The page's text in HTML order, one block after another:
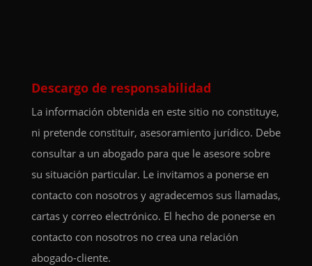
Descargo de responsabilidad
La información obtenida en este sitio no constituye,
ni pretende constituir, asesoramiento jurídico. Debe
consultar a un abogado para que le asesore sobre
su situación particular. Le invitamos a ponerse en
contacto con nosotros y agradecemos sus llamadas,
cartas y correo electrónico. El hecho de ponerse en
contacto con nosotros no crea una relación
abogado-cliente.